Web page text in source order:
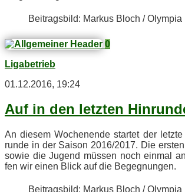
Bei­trags­bild: Mar­kus Bloch / Olym­pia
0
Ligabetrieb
01.12.2016, 19:24
Auf in den letz­ten
An die­sem Wo­chen­en­de star­tet der
run­de in der Sai­son 2016/2017. Die
so­wie die Ju­gend müs­sen noch ein­mal
fen wir ei­nen Blick auf die Begegnungen.
Bei­trags­bild: Mar­kus Bloch /